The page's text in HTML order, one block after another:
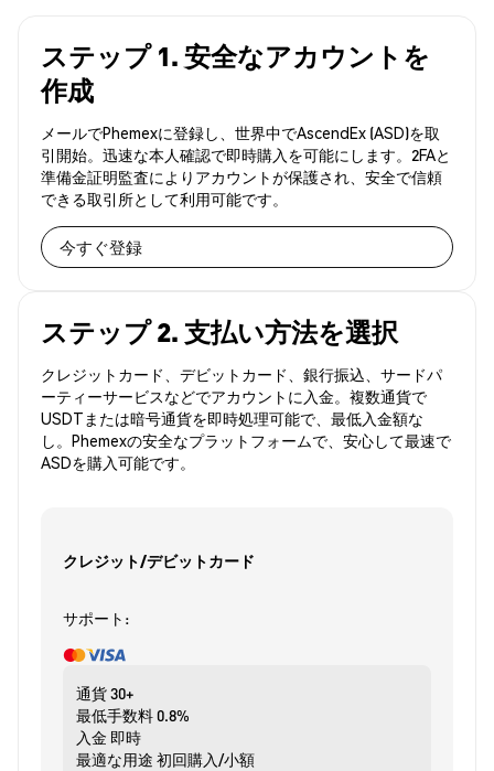
ステップ 1. 安全なアカウントを
作成
メールでPhemexに登録し、世界中でAscendEx (ASD)を取
引開始。迅速な本人確認で即時購入を可能にします。2FAと
準備金証明監査によりアカウントが保護され、安全で信頼
できる取引所として利用可能です。
今すぐ登録
ステップ 2. 支払い方法を選択
クレジットカード、デビットカード、銀行振込、サードパ
ーティーサービスなどでアカウントに入金。複数通貨で
USDTまたは暗号通貨を即時処理可能で、最低入金額な
し。Phemexの安全なプラットフォームで、安心して最速で
ASDを購入可能です。
クレジット/デビットカード
サポート:
通貨30+
最低手数料0.8%
入金 即時
最適な用途 初回購入/小額